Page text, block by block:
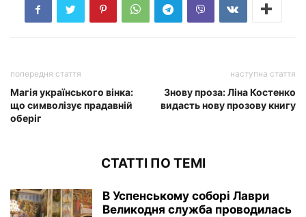
попередня стаття
Магія українського вінка:
що символізує прадавній
оберіг
наступна стаття
Знову проза: Ліна Костенко
видасть нову прозову книгу
СТАТТІ ПО ТЕМІ
В Успенському соборі Лаври
Великодня служба проводилась